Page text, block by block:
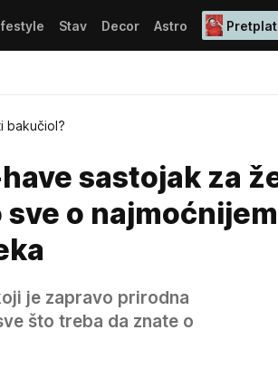
Stav Decor Astro
bakučiol?
sastojak za
o najmoćnijem
je zapravo prirodna
što treba da znate o